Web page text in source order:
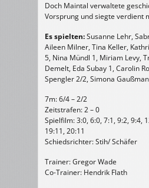
Doch Maintal verwaltete
Vorsprung und siegte verdient
Es spielten:Susanne Lehr,
Aileen Milner, Tina Keller,
5, Nina Mündl 1, Miriam Levy,
Demelt, Eda Subay 1, Carolin
Spengler 2/2, Simona
7m: 6/4 – 2/2
Zeitstrafen: 2 – 0
Spielfilm: 3:0, 6:0, 7:1, 9:2, 9:4,
19:11, 20:11
Schiedsrichter: Stih/ Schäfer
Trainer: Gregor Wade
Co-Trainer: Hendrik Flath